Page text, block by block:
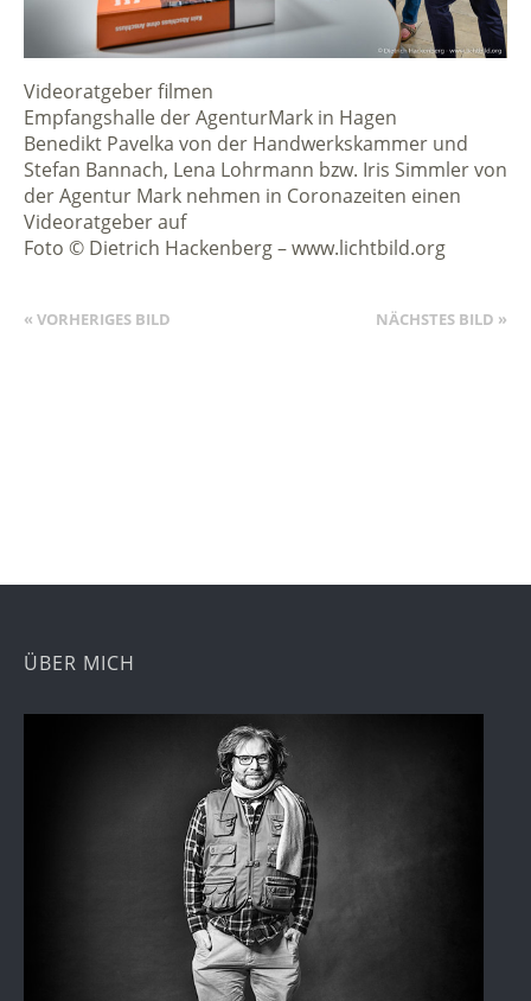
Videoratgeber filmen
Empfangshalle der AgenturMark in Hagen
Benedikt Pavelka von der Handwerkskammer und
Stefan Bannach, Lena Lohrmann bzw. Iris Simmler von
der Agentur Mark nehmen in Coronazeiten einen
Videoratgeber auf
Foto © Dietrich Hackenberg – www.lichtbild.org
« VORHERIGES BILD NÄCHSTES BILD »
ÜBER MICH